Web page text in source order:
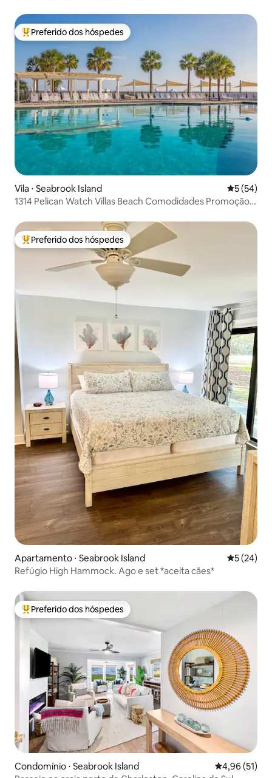
Entre os melhores preferidos dos hóspedes
Preferido dos hóspedes
Vila ⋅ Seabrook Island 5 de uma
5 (54)
1314 Pelican Watch Villas Beach Comodidades Promoção
Entre os melhores preferidos dos hóspedes
Preferido dos hóspedes
Apartamento ⋅ Seabrook Island 5 de uma
5 (24)
Refúgio High Hammock. Ago e set *aceita cães*
Entre os melhores preferidos dos hóspedes
Preferido dos hóspedes
Condomínio ⋅ Seabrook Island 4,96 de uma
4,96 (51)